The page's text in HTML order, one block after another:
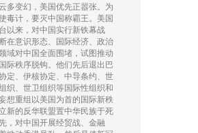
多变幻，美国优先正嚣张。为
毒计，要灭中国称霸王。美国
以来，对中国实行新铁幕战
在意识形态、国际经济、政治
域对中国全面围堵，试图推动
际秩序脱钩。他们先后退出巴
定、伊核协定、中导条约、世
织、世卫组织等国际性组织和
想重组以美国为首的国际新秩
新的反华联盟置中华民族于死
，对中国开展经贸战、金融